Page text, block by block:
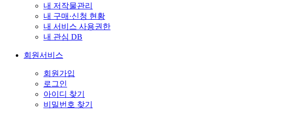
내 저작물관리
내 구매·신청 현황
내 서비스 사용권한
내 관심 DB
회원서비스
회원가입
로그인
아이디 찾기
비밀번호 찾기